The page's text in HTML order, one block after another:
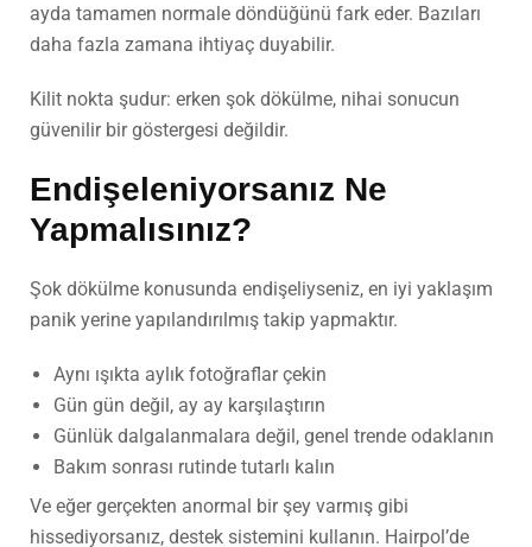
ayda tamamen normale döndüğünü fark eder. Bazıları
daha fazla zamana ihtiyaç duyabilir.
Kilit nokta şudur: erken şok dökülme, nihai sonucun
güvenilir bir göstergesi değildir.
Endişeleniyorsanız Ne
Yapmalısınız?
Şok dökülme konusunda endişeliyseniz, en iyi yaklaşım
panik yerine yapılandırılmış takip yapmaktır.
Aynı ışıkta aylık fotoğraflar çekin
Gün gün değil, ay ay karşılaştırın
Günlük dalgalanmalara değil, genel trende odaklanın
Bakım sonrası rutinde tutarlı kalın
Ve eğer gerçekten anormal bir şey varmış gibi
hissediyorsanız, destek sistemini kullanın. Hairpol’de